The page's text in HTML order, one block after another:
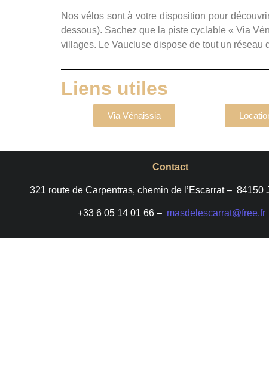
Nos vélos sont à votre disposition pour
dessous). Sachez que la piste cyclable « Via
villages. Le Vaucluse dispose de tout un réseau
Liens utiles
Via Vénaissia
Contact
321 route de Carpentras, chemin de l’Escarrat – 84150
+33 6 05 14 01 66 – masdelescarrat@free.fr